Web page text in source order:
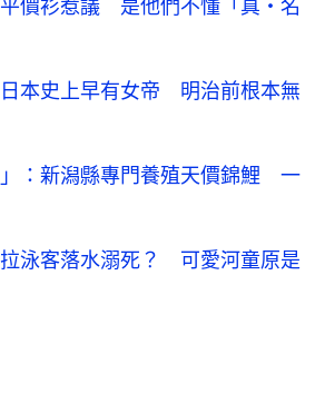
價衫惹議 是他們不懂「真・名
本史上早有女帝 明治前根本無
：新潟縣專門養殖天價錦鯉 一
泳客落水溺死？ 可愛河童原是